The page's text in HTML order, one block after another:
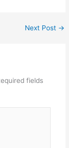
Next Post →
fields